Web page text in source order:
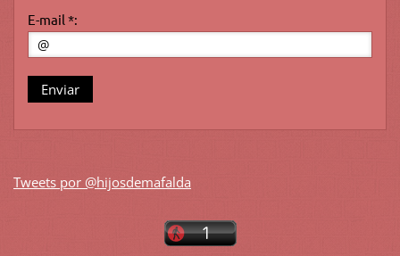
E-mail *:
Tweets por @hijosdemafalda